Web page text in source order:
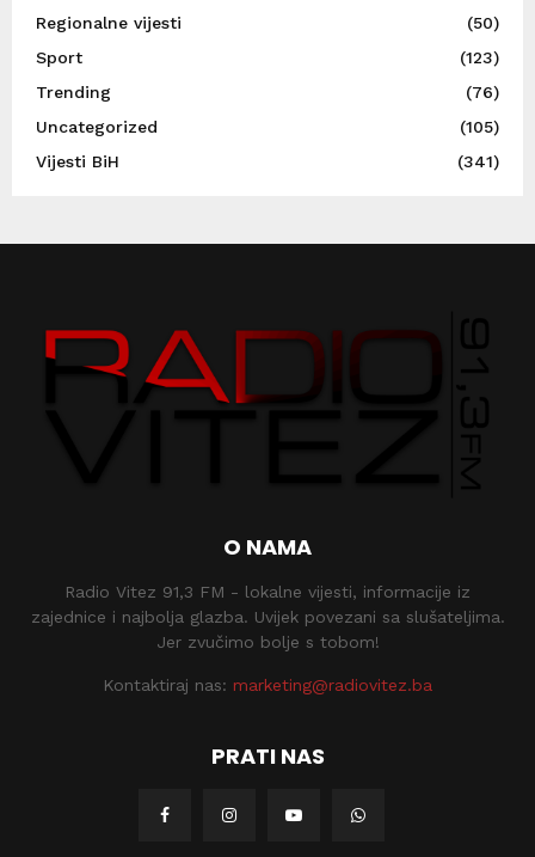
Regionalne vijesti
(50)
Sport
(123)
Trending
(76)
Uncategorized
(105)
Vijesti BiH
(341)
O NAMA
Radio Vitez 91,3 FM - lokalne vijesti, informacije iz
zajednice i najbolja glazba. Uvijek povezani sa slušateljima.
Jer zvučimo bolje s tobom!
Kontaktiraj nas: marketing@radiovitez.ba
PRATI NAS